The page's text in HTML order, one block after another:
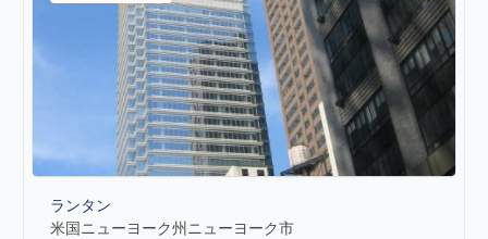
ランタン
米国ニューヨーク州ニューヨーク市